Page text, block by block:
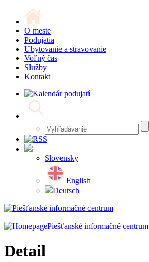
O meste
Podujatia
Ubytovanie a stravovanie
Voľný čas
Služby
Kontakt
Slovensky
English
Deutsch
Piešťanské informačné centrum
Detail